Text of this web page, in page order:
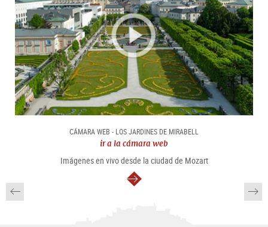
CÁMARA WEB - LOS JARDINES DE MIRABELL
ir a la cámara web
Imágenes en vivo desde la ciudad de Mozart
continuar